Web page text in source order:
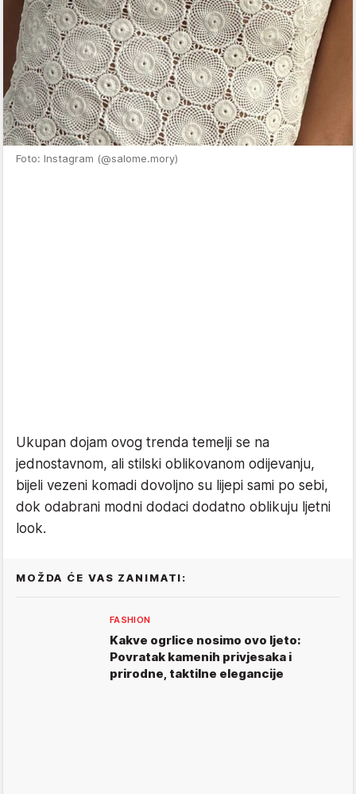
Foto: Instagram (@salome.mory)
Ukupan dojam ovog trenda temelji se na
jednostavnom, ali stilski oblikovanom odijevanju,
bijeli vezeni komadi dovoljno su lijepi sami po sebi,
dok odabrani modni dodaci dodatno oblikuju ljetni
look.
MOŽDA ĆE VAS ZANIMATI:
FASHION
Kakve ogrlice nosimo ovo ljeto:
Povratak kamenih privjesaka i
prirodne, taktilne elegancije